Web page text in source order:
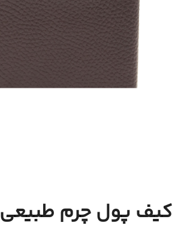
کیف پول چرم طبیعی